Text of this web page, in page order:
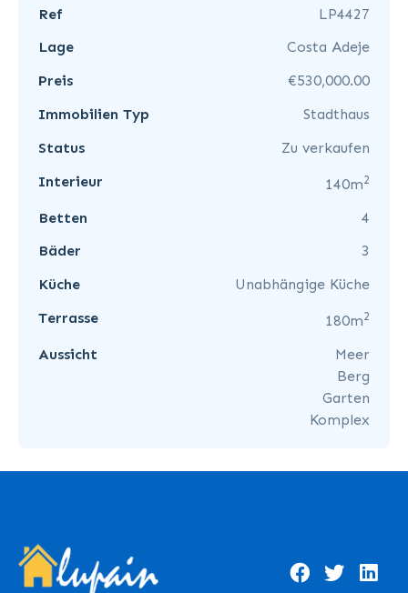
Ref
LP4427
Lage
Costa Adeje
Preis
€530,000.00
Immobilien Typ
Stadthaus
Status
Zu verkaufen
Interieur
140m2
Betten
4
Bäder
3
Küche
Unabhängige Küche
Terrasse
180m2
Aussicht
Meer
Berg
Garten
Komplex